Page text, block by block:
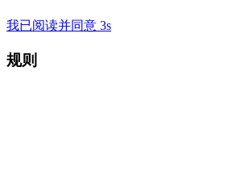
我已阅读并同意 3s
规则